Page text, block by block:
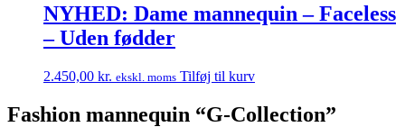
NYHED: Dame mannequin – Faceless
– Uden fødder
2.450,00 kr. ekskl. moms Tilføj til kurv
Fashion mannequin “G-Collection”